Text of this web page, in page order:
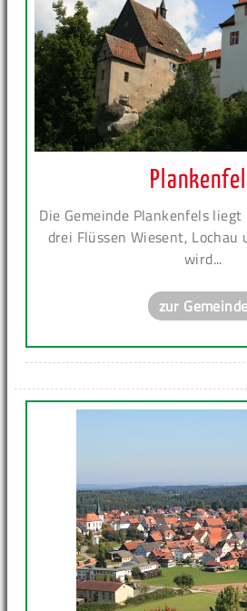
Die Gemeinde Plankenfels
drei Flüssen Wiesent, Lochau
wird...
zur Gemeinde